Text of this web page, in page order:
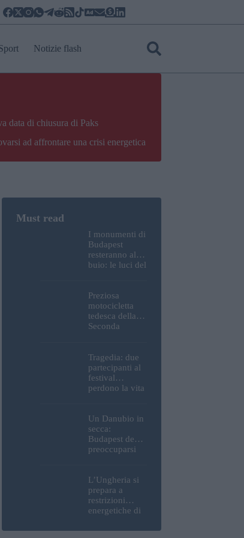
Notizie flash
data di chiusura di Paks
ad affrontare una crisi energetica
I monumenti di
Budapest
resteranno al
buio: le luci del
Buda e della
Cittadella
verranno
spente
Preziosa
motocicletta
tedesca della
Seconda
umani ed
esplosivi
recuperati dal
Danubio a
Tragedia: due
partecipanti al
festival
perdono la vita
Ungheria
Un Danubio in
secca:
Budapest deve
preoccuparsi
mento idrico?
Un esperto
mette in luce
un fatto
L’Ungheria si
prepara a
restrizioni
energetiche di
centrale